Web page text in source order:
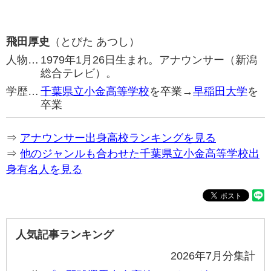
飛田厚史 （とびた あつし）
人物… 1979年1月26日生まれ。アナウンサー（新潟
総合テレビ）。
学歴… 千葉県立小金高等学校を卒業→早稲田大学を
卒業
⇒ アナウンサー出身高校ランキングを見る
⇒ 他のジャンルも合わせた千葉県立小金高等学校出
身有名人を見る
人気記事ランキング
2026年7月分集計